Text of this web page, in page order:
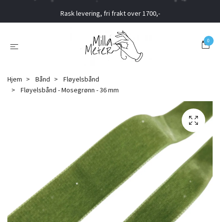
Rask levering, fri frakt over 1700,-
0
Hjem Bånd
Fløyelsbånd
Fløyelsbånd - Mosegrønn - 36 mm